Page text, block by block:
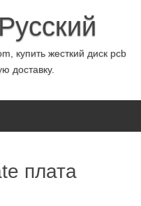
купить жесткий диск pcb
доставку.
плата